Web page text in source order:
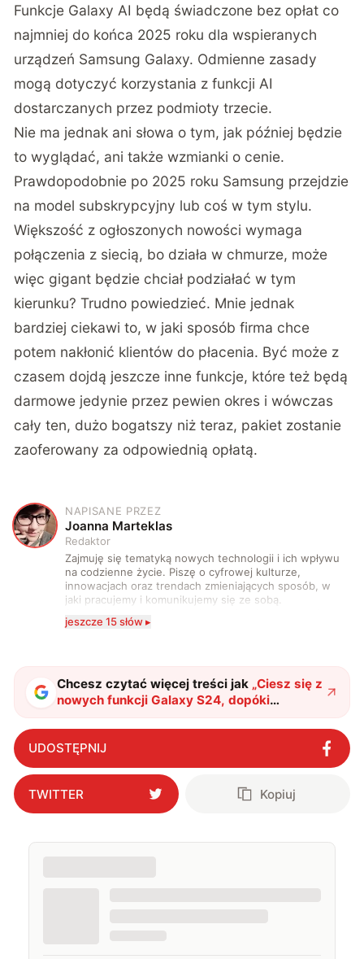
Funkcje Galaxy AI będą świadczone bez opłat co
najmniej do końca 2025 roku dla wspieranych
urządzeń Samsung Galaxy. Odmienne zasady
mogą dotyczyć korzystania z funkcji AI
dostarczanych przez podmioty trzecie.
Nie ma jednak ani słowa o tym, jak później będzie
to wyglądać, ani także wzmianki o cenie.
Prawdopodobnie po 2025 roku Samsung przejdzie
na model subskrypcyjny lub coś w tym stylu.
Większość z ogłoszonych nowości wymaga
połączenia z siecią, bo działa w chmurze, może
więc gigant będzie chciał podziałać w tym
kierunku? Trudno powiedzieć. Mnie jednak
bardziej ciekawi to, w jaki sposób firma chce
potem nakłonić klientów do płacenia. Być może z
czasem dojdą jeszcze inne funkcje, które też będą
darmowe jedynie przez pewien okres i wówczas
cały ten, dużo bogatszy niż teraz, pakiet zostanie
zaoferowany za odpowiednią opłatą.
J
NAPISANE PRZEZ
Joanna Marteklas
Redaktor
Zajmuję się tematyką nowych technologii i ich wpływu
na codzienne życie. Piszę o cyfrowej kulturze,
innowacjach oraz trendach zmieniających sposób, w
jaki pracujemy i komunikujemy się ze sobą.
technologii a współczesną popkulturą. W wolnych
jeszcze 15 słów ▸
Chcesz czytać więcej treści jak „Ciesz się z
nowych funkcji Galaxy S24, dopóki
możesz. Później będziesz musiał za nie
zapłacić"?
UDOSTĘPNIJ
TWITTER Kopiuj